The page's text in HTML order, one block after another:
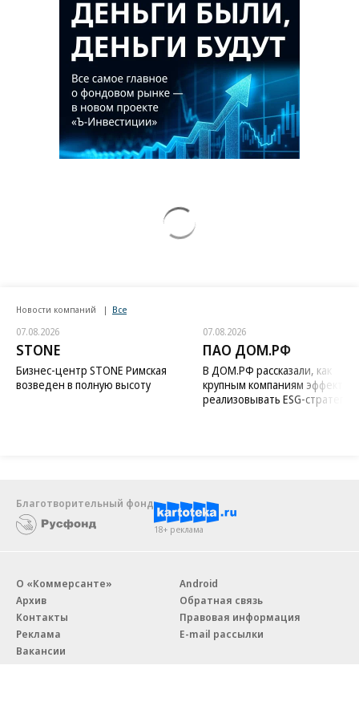
Новости компаний Все
07.08.2026
STONE
Бизнес-центр STONE Римская
возведен в полную высоту
07.08.2026
ПАО ДОМ.РФ
В ДОМ.РФ рассказали, как
крупным компаниям
реализовывать ESG-стратегию
Благотворительный фонд
18+ реклама
О «Коммерсанте»
Архив
Контакты
Реклама
Вакансии
Android
Обратная связь
Правовая информация
E-mail рассылки